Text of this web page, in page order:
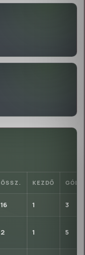
ÖSSZ. KEZDŐ GÓL
16 1 3
2 1 5